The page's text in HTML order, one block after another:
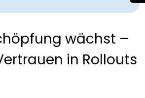
wächst –
in Rollouts